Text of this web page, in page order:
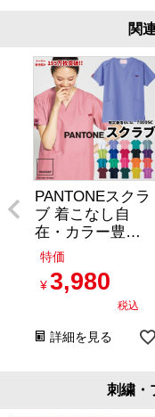
関
PANTONEスクラ
ブ 着こなし自
在・カラー豊富
な大人気商品[フ
ォーク/7000SC]
[1/2]
特価
¥3,980
税込
詳細を見る
刺繍・